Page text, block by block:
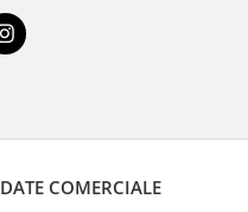
DATE COMERCIALE